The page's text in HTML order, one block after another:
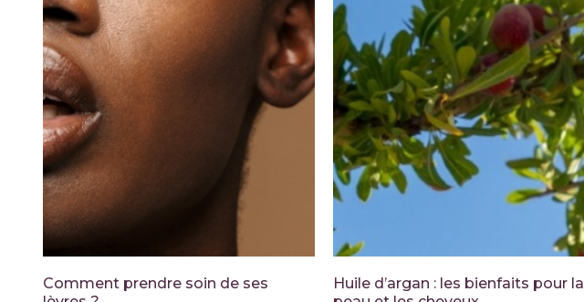
Comment prendre soin de ses
Huile d’argan : les bienfaits pour la